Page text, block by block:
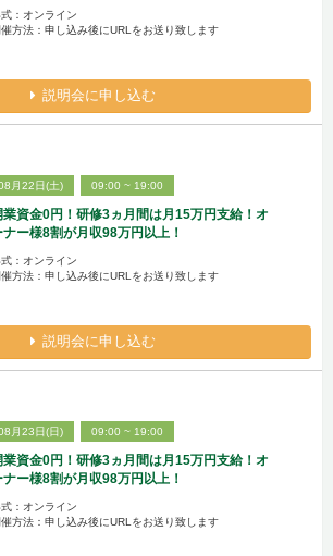
：オンライン
催方法：申し込み後にURLをお送り致します
説明会に申し込む
月22日(土) 09:00 ~ 19:00
業資金0円！研修3ヵ月間は月15万円支給！オ
ナー様8割が月収98万円以上！
：オンライン
催方法：申し込み後にURLをお送り致します
説明会に申し込む
月23日(日) 09:00 ~ 19:00
業資金0円！研修3ヵ月間は月15万円支給！オ
ナー様8割が月収98万円以上！
：オンライン
催方法：申し込み後にURLをお送り致します